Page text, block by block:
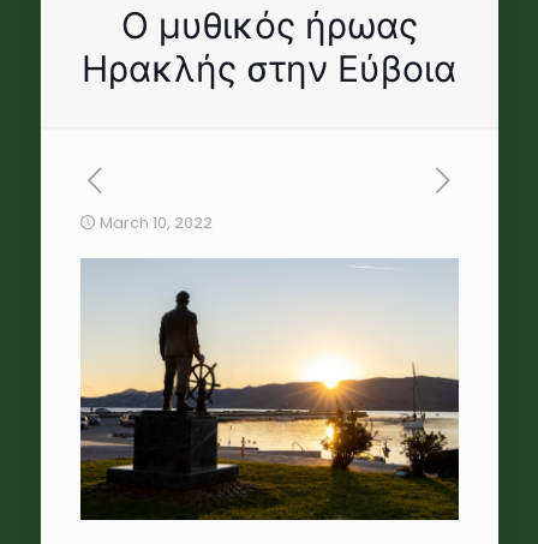
Ο μυθικός ήρωας
Ηρακλής στην Εύβοια
March 10, 2022